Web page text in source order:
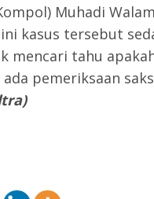
Muhadi
kasus tersebut
mencari tahu
ada pemeriksaan